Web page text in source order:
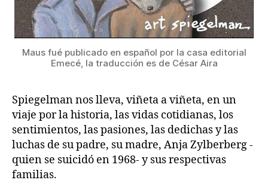
Maus fué publicado en español por la casa editorial
Emecé, la traducción es de César Aira
Spiegelman nos lleva, viñeta a viñeta, en un
viaje por la historia, las vidas cotidianas, los
sentimientos, las pasiones, las dedichas y las
luchas de su padre, su madre, Anja Zylberberg -
quien se suicidó en 1968- y sus respectivas
familias.